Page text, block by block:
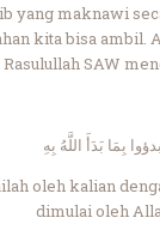
yang maknawi
kita bisa ambil.
SAW
بِمَا بَدَأَ اللَّهُ بِهِ
oleh kalian
dimulai oleh